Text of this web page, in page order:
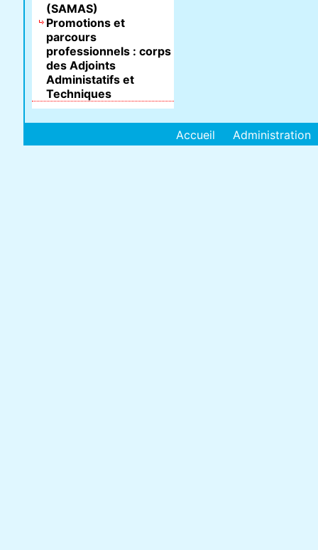
(SAMAS)
Promotions et
parcours
professionnels : corps
des Adjoints
Administatifs et
Techniques
Accueil Administration